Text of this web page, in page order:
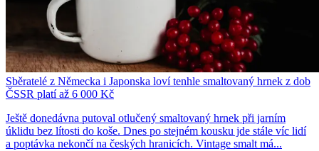
Sběratelé z Německa i Japonska loví tenhle smaltovaný hrnek z dob
ČSSR platí až 6 000 Kč
Ještě donedávna putoval otlučený smaltovaný hrnek při jarním
úklidu bez lítosti do koše. Dnes po stejném kousku jde stále víc lidí
a poptávka nekončí na českých hranicích. Vintage smalt má...